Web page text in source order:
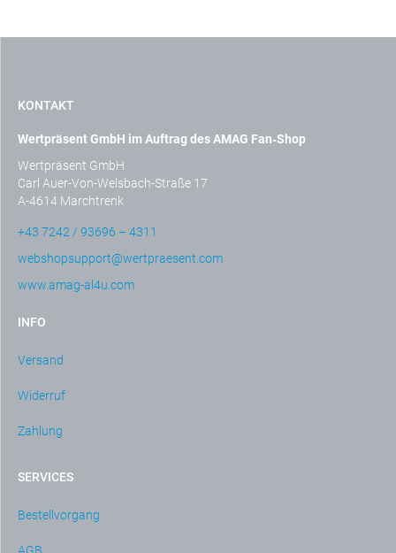
KONTAKT
Wertpräsent GmbH im Auftrag des AMAG Fan‑Shop
Wertpräsent GmbH
Carl Auer-Von-Welsbach-Straße 17
A-4614 Marchtrenk
+43 7242 / 93696 – 4311
webshopsupport@wertpraesent.com
www.amag-al4u.com
INFO
Versand
Widerruf
Zahlung
SERVICES
Bestellvorgang